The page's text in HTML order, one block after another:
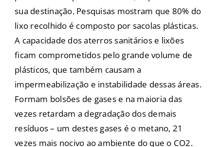
sua destinação. Pesquisas mostram que 80% do
lixo recolhido é composto por sacolas plásticas.
A capacidade dos aterros sanitários e lixões
ficam comprometidos pelo grande volume de
plásticos, que também causam a
impermeabilização e instabilidade dessas áreas.
Formam bolsões de gases e na maioria das
vezes retardam a degradação dos demais
resíduos – um destes gases é o metano, 21
vezes mais nocivo ao ambiente do que o CO2.